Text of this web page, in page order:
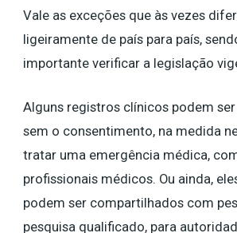
Vale as exceções que às vezes
ligeiramente de país para país,
importante verificar a legislação
Alguns registros clínicos podem
sem o consentimento, na medida
tratar uma emergência médica,
profissionais médicos. Ou ainda,
podem ser compartilhados com
pesquisa qualificado, para